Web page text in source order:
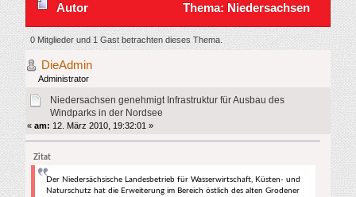
Autor Thema: Niedersachsen
genehmigt Infrastruktur für Ausbau des Windparks
in der Nordsee (Gelesen 4024 mal)
0 Mitglieder und 1 Gast betrachten dieses Thema.
DieAdmin
Administrator
Niedersachsen genehmigt Infrastruktur für Ausbau des
Windparks in der Nordsee
«am: 12. März 2010, 19:32:01 »
Zitat
Der Niedersächsische Landesbetrieb für Wasserwirtschaft, Küsten- und
Naturschutz hat die Erweiterung im Bereich östlich des alten Grodener